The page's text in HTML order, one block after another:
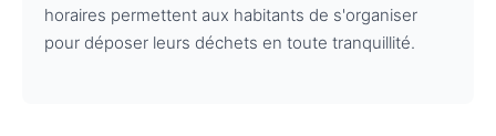
horaires permettent aux habitants de s'organiser
pour déposer leurs déchets en toute tranquillité.